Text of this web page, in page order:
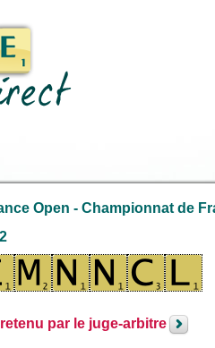
Open - Championnat de
par le juge-arbitre